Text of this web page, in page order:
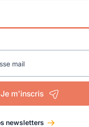
mail
Je m'inscris
newsletters